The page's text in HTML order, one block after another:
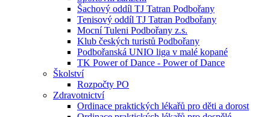
Šachový oddíl TJ Tatran Podbořany
Tenisový oddíl TJ Tatran Podbořany
Mocní Tuleni Podbořany z.s.
Klub českých turistů Podbořany
Podbořanská UNIO liga v malé kopané
TK Power of Dance - Power of Dance
Školství
Rozpočty PO
Zdravotnictví
Ordinace praktických lékařů pro děti a dorost